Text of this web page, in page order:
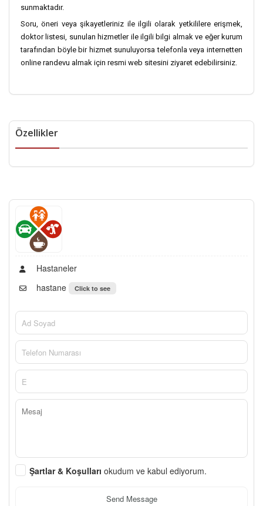
sunmaktadır.
Soru, öneri veya şikayetleriniz ile ilgili olarak yetkililere erişmek,
doktor listesi, sunulan hizmetler ile ilgili bilgi almak ve eğer kurum
tarafından böyle bir hizmet sunuluyorsa telefonla veya internetten
online randevu almak için resmi web sitesini ziyaret edebilirsiniz.
Özellikler
Hastaneler
hastane
Click to see
Şartlar & Koşulları okudum ve kabul ediyorum.
Send Message